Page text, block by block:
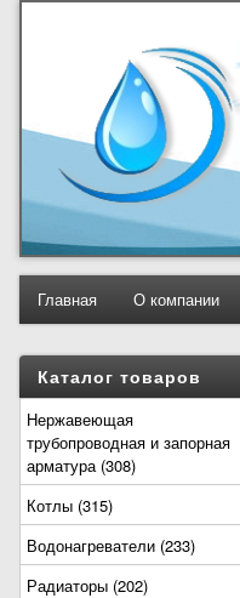
Главная О компании
Каталог товаров
Нержавеющая
трубопроводная и запорная
арматура (308)
Котлы (315)
Водонагреватели (233)
Радиаторы (202)